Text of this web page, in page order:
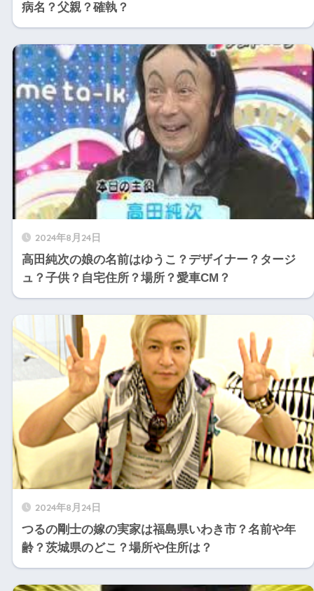
病名？父親？確執？
2024年8月24日
高田純次の娘の名前はゆうこ？デザイナー？タージ
ュ？子供？自宅住所？場所？愛車CM？
2024年8月24日
つるの剛士の嫁の実家は福島県いわき市？名前や年
齢？茨城県のどこ？場所や住所は？